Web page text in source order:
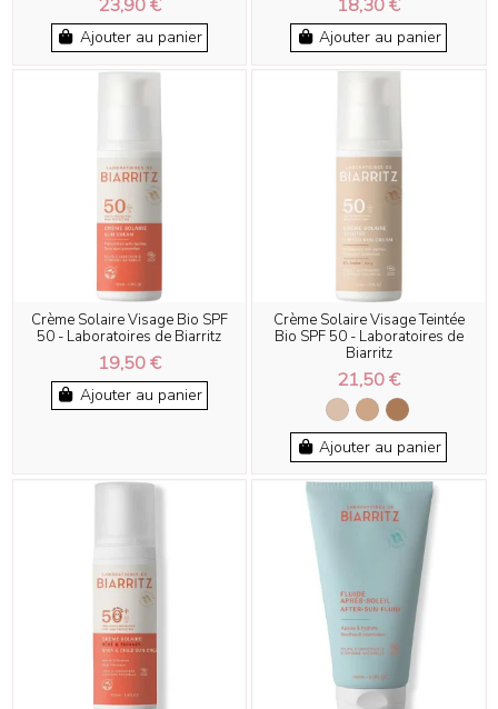
Ajouter au panier Ajouter au panier
Crème Solaire Visage Bio SPF
50 - Laboratoires de Biarritz
19,50 €
Ajouter au panier
Crème Solaire Visage Teintée
Bio SPF 50 - Laboratoires de
Biarritz
21,50 €
Ajouter au panier